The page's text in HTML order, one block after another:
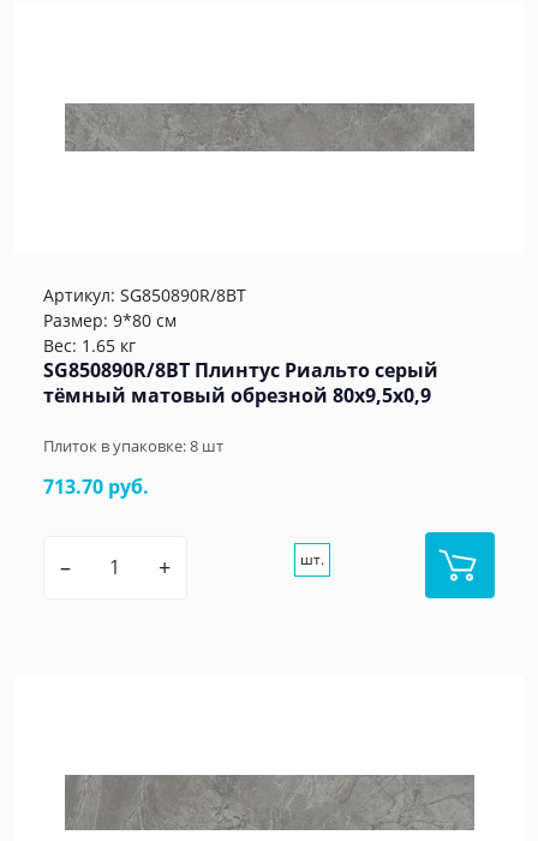
Артикул: SG850890R/8BT
Размер: 9*80 см
Вес: 1.65 кг
SG850890R/8BT Плинтус Риальто серый
тёмный матовый обрезной 80x9,5x0,9
Плиток в упаковке:8 шт
713.70 руб.
– + шт.